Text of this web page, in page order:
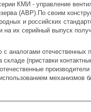
КМИ - управление
(АВР).По своим
и российских
их серийный выпуск
аналогами отечественных
(приставки
механизмов